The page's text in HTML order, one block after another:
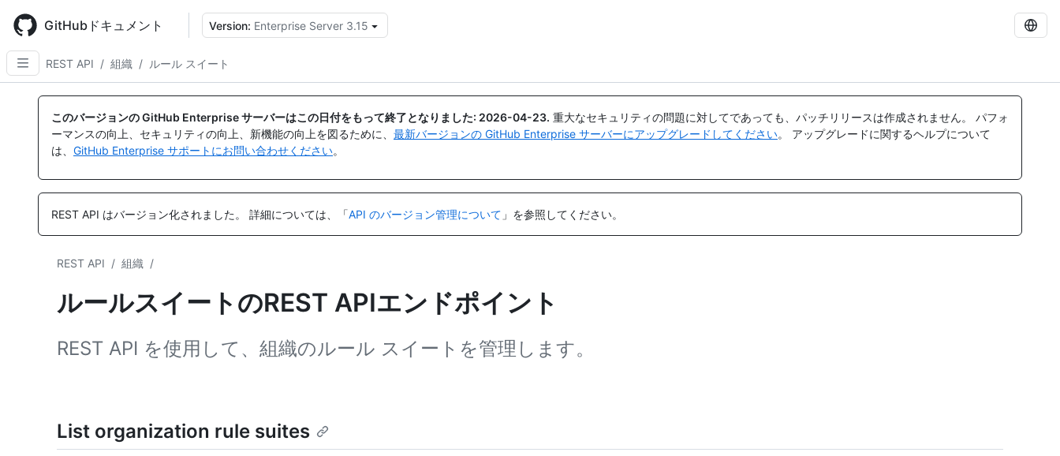
main
content
GitHubドキュメント Version: Enterprise Server 3.15
REST API / 組織 / ルール スイート
このバージョンの GitHub Enterprise サーバーはこの日付をもって終了となりました: 2026-04-23. 重大なセキュリティの問題に対してであっても、パッチリリースは作成されません。 パフォ
ーマンスの向上、セキュリティの向上、新機能の向上を図るために、 最新バージョンの GitHub Enterprise サーバーにアップグレードしてください。 アップグレードに関するヘルプについて
は、 GitHub Enterprise サポートにお問い合わせください。
REST API はバージョン化されました。 詳細については、「API のバージョン管理について 」を参照してください。
REST API / 組織 /
ルールスイートのREST APIエンドポイント
REST API を使用して、組織のルール スイートを管理します。
List organization rule suites
名
前,
タ
イ
説
名
前,
タ
イ
説
名
前,
タ
イ
説
名
前,
タ
イ
説
名
前,
タ
イ
説